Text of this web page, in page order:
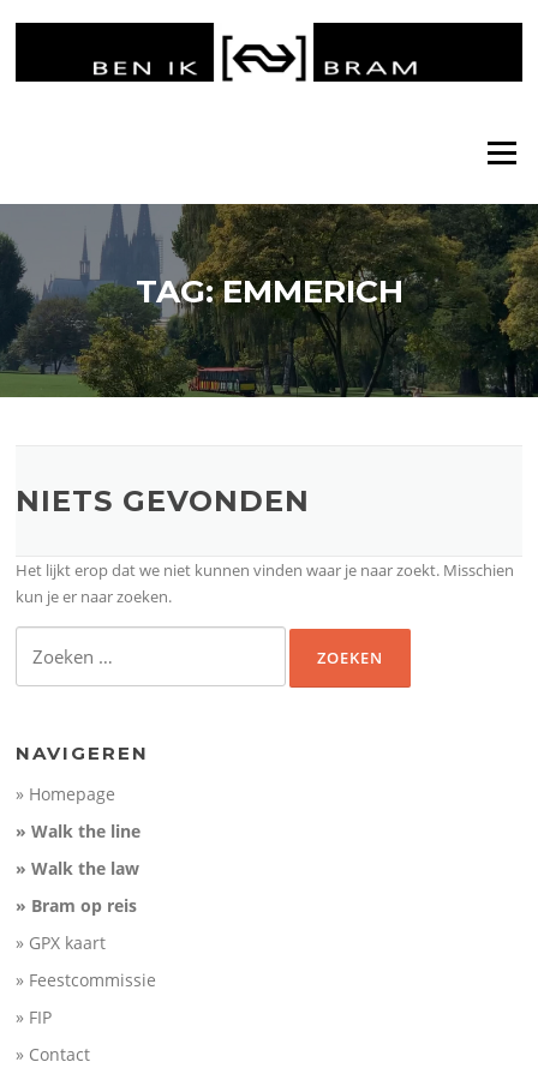
Menu
TAG:EMMERICH
NIETS GEVONDEN
Het lijkt erop dat we niet kunnen vinden waar je naar zoekt. Misschien
kun je er naar zoeken.
naar:
NAVIGEREN
» Homepage
» Walk the line
» Walk the law
» Bram op reis
» GPX kaart
» Feestcommissie
» FIP
» Contact